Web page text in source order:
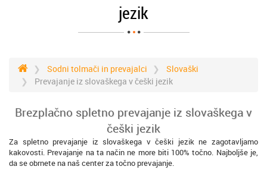
jezik
Sodni tolmači in prevajalci
Slovaški
Prevajanje iz slovaškega v češki jezik
Brezplačno spletno prevajanje iz slovaškega v
češki jezik
Za spletno prevajanje iz slovaškega v češki jezik ne zagotavljamo
kakovosti. Prevajanje na ta način ne more biti 100% točno. Najboljše je,
da se obrnete na naš center za točno prevajanje.